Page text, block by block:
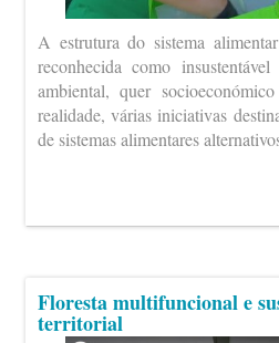
A estrutura do sistema
reconhecida como
ambiental, quer
realidade, várias iniciativas
de sistemas alimentares
Floresta multifuncional e
territorial